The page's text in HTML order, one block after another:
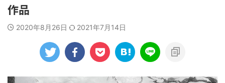
作品
2020年8月26日 2021年7月14日